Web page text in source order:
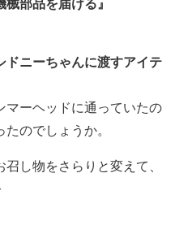
ドニーちゃんに渡すアイテ
マーヘッドに通っていたの
のでしょうか。
し物をさらりと変えて、